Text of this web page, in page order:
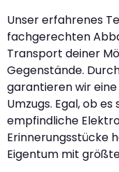
Unser erfahrenes
fachgerechten
Transport deiner
Gegenstände.
garantieren wir
Umzugs. Egal, ob
empfindliche
Erinnerungsstücke
Eigentum mit